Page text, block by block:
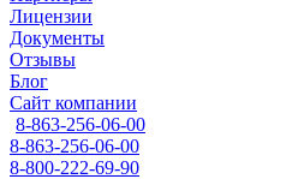
Лицензии
Документы
Отзывы
Блог
Сайт компании
8-863-256-06-00
8-863-256-06-00
8-800-222-69-90